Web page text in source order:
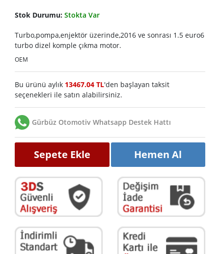
Stok Durumu: Stokta Var
Turbo,pompa,enjektör üzerinde,2016 ve sonrası 1.5 euro6
turbo dizel komple çıkma motor.
OEM
Bu ürünü aylık 13467.04 TL'den başlayan taksit
seçenekleri ile satın alabilirsiniz.
Gürbüz Otomotiv Whatsapp Destek Hattı
Sepete Ekle Hemen Al